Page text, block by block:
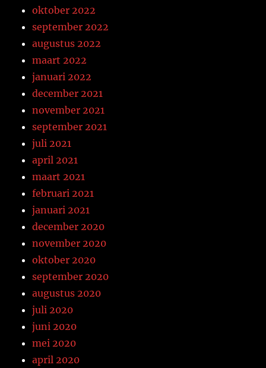
oktober 2022
september 2022
augustus 2022
maart 2022
januari 2022
december 2021
november 2021
september 2021
juli 2021
april 2021
maart 2021
februari 2021
januari 2021
december 2020
november 2020
oktober 2020
september 2020
augustus 2020
juli 2020
juni 2020
mei 2020
april 2020